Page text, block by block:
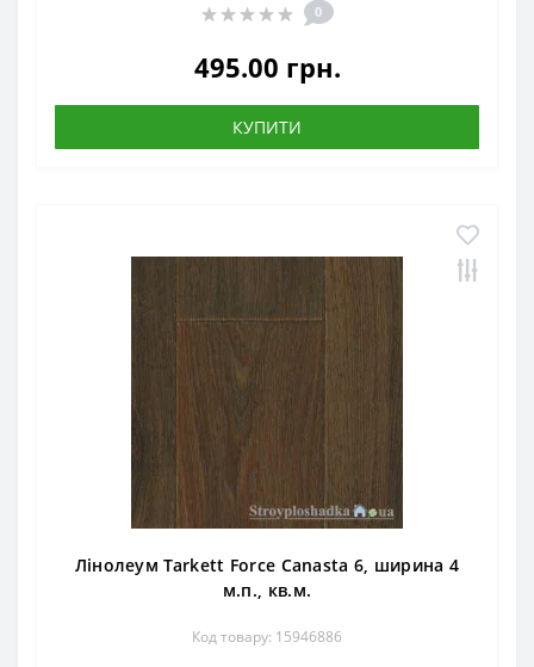
0
495.00 грн.
КУПИТИ
Лінолеум Tarkett Force Canasta 6, ширина 4
м.п., кв.м.
Код товару: 15946886